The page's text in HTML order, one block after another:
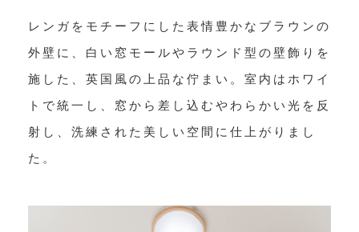
レンガをモチーフにした表情豊かなブラウンの
外壁に、白い窓モールやラウンド型の壁飾りを
施した、英国風の上品な佇まい。室内はホワイ
トで統一し、窓から差し込むやわらかい光を反
射し、洗練された美しい空間に仕上がりまし
た。